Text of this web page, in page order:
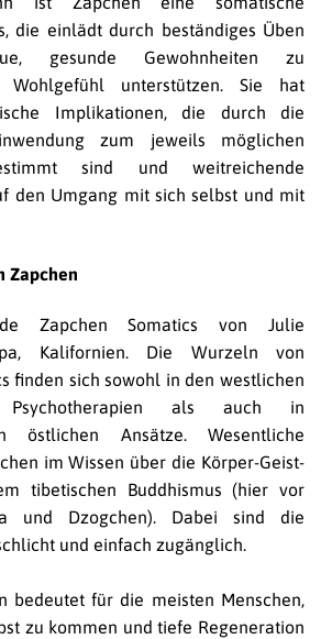
die einlädt durch beständiges Üben
gesunde Gewohnheiten zu
Wohlgefühl unterstützen. Sie hat
Implikationen, die durch die
zum jeweils möglichen
sind und weitreichende
den Umgang mit sich selbst und mit
Zapchen
Zapchen Somatics von Julie
Kalifornien. Die Wurzeln von
finden sich sowohl in den westlichen
als auch in
östlichen Ansätze. Wesentliche
im Wissen über die Körper-Geist-
tibetischen Buddhismus (hier vor
und Dzogchen). Dabei sind die
und einfach zugänglich.
bedeutet für die meisten Menschen,
zu kommen und tiefe Regeneration